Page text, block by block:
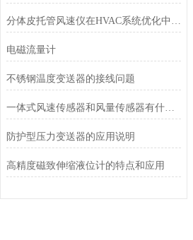
分体皮托管风速仪在HVAC系统优化中的作用
电磁流量计
不锈钢温度变送器的接线问题
一体式风速传感器和风量传感器有什么不同？
防护型压力变送器的应用说明
高精度磁致伸缩液位计的特点和应用